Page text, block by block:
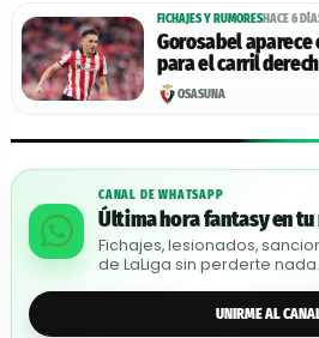
FICHAJES Y RUMORESHACE 6
Gorosabel aparece
para el carril
OSASUNA
CANAL DE WHATSAPP
Última hora fantasy en
Fichajes, lesionados,
de LaLiga sin perderte nada.
UNIRME AL